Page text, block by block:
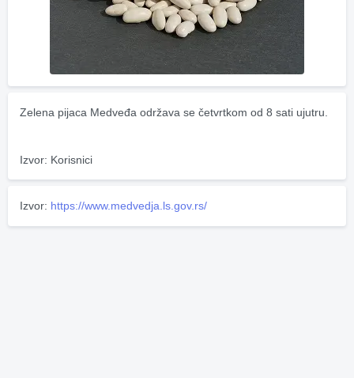
Zelena pijaca Medveđa održava se četvrtkom od 8 sati ujutru.
Izvor: Korisnici
Izvor: https://www.medvedja.ls.gov.rs/